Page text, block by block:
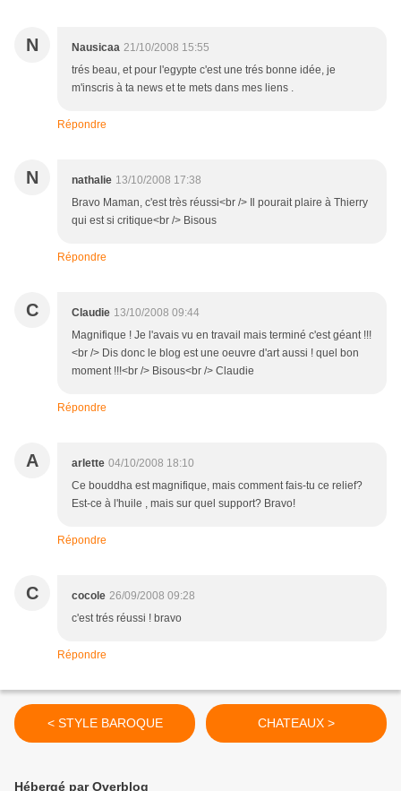
N Nausicaa 21/10/2008 15:55
trés beau, et pour l'egypte c'est une trés bonne idée, je
m'inscris à ta news et te mets dans mes liens .
Répondre
N nathalie 13/10/2008 17:38
Bravo Maman, c'est très réussi<br /> Il pourait plaire à Thierry
qui est si critique<br /> Bisous
Répondre
C Claudie 13/10/2008 09:44
Magnifique ! Je l'avais vu en travail mais terminé c'est géant !!!
<br /> Dis donc le blog est une oeuvre d'art aussi ! quel bon
moment !!!<br /> Bisous<br /> Claudie
Répondre
A arlette 04/10/2008 18:10
Ce bouddha est magnifique, mais comment fais-tu ce relief?
Est-ce à l'huile , mais sur quel support? Bravo!
Répondre
C cocole 26/09/2008 09:28
c'est trés réussi ! bravo
Répondre
< STYLE BAROQUE CHATEAUX >
Hébergé par Overblog